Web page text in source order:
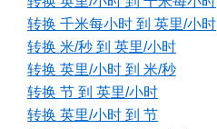
转换 千米每小时 到 英里/小时
转换 米/秒 到 英里/小时
转换 英里/小时 到 米/秒
转换 节 到 英里/小时
转换 英里/小时 到 节